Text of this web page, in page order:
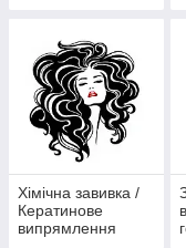
Хімічна завивка /
Кератинове
випрямлення